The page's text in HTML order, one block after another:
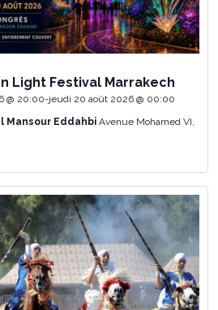
Light Festival Marrakech
@ 20:00-jeudi 20 août 2026 @ 00:00
Mansour Eddahbi Avenue Mohamed VI,